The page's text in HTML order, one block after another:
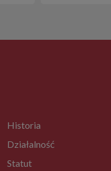
Historia
Działalność
Statut